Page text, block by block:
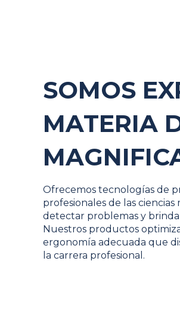
SOMOS
MATERIA
Ofrecemos tecnologías de
profesionales de las
detectar problemas y
Nuestros productos
ergonomía adecuada que
la carrera profesional.